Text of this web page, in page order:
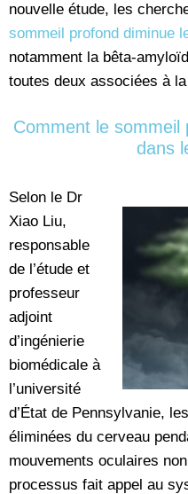
nouvelle étude, les
sommeil profond diminue
notamment la bêta-
toutes deux associées à
Comment le sommeil
dans
Selon le Dr
Xiao Liu,
responsable
de l’étude et
professeur
adjoint
d’ingénierie
biomédicale à
l’université
d’État de Pennsylvanie,
éliminées du cerveau
mouvements oculaires
processus fait appel au